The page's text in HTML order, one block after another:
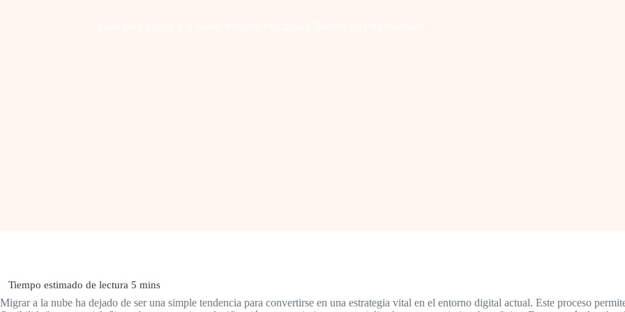
Migrar a la nube ha dejado de ser una simple tendencia para convertirse en una estrategia vital en el entorno digital actual. Este proceso